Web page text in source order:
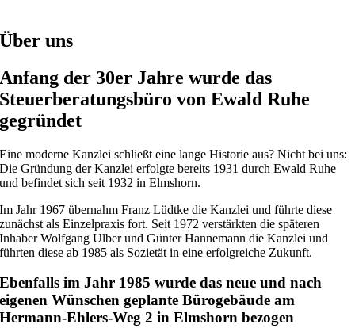
Über uns
Anfang der 30er Jahre wurde das
Steuerberatungsbüro von Ewald Ruhe
gegründet
Eine moderne Kanzlei schließt eine lange Historie aus? Nicht bei uns:
Die Gründung der Kanzlei erfolgte bereits 1931 durch Ewald Ruhe
und befindet sich seit 1932 in Elmshorn.
Im Jahr 1967 übernahm Franz Lüdtke die Kanzlei und führte diese
zunächst als Einzelpraxis fort. Seit 1972 verstärkten die späteren
Inhaber Wolfgang Ulber und Günter Hannemann die Kanzlei und
führten diese ab 1985 als Sozietät in eine erfolgreiche Zukunft.
Ebenfalls im Jahr 1985 wurde das neue und nach
eigenen Wünschen geplante Bürogebäude am
Hermann-Ehlers-Weg 2 in Elmshorn bezogen